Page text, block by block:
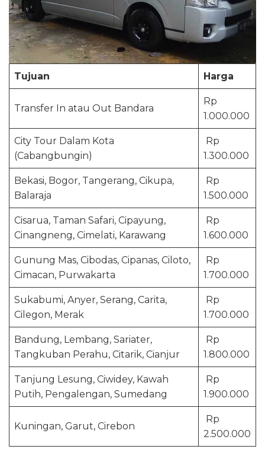
Tujuan Harga
Transfer In atau Out Bandara
Rp
1.000.000
City Tour Dalam Kota
(Cabangbungin)
Rp
1.300.000
Bekasi, Bogor, Tangerang, Cikupa,
Balaraja
Rp
1.500.000
Cisarua, Taman Safari, Cipayung,
Cinangneng, Cimelati, Karawang
Rp
1.600.000
Gunung Mas, Cibodas, Cipanas, Ciloto,
Cimacan, Purwakarta
Rp
1.700.000
Sukabumi, Anyer, Serang, Carita,
Cilegon, Merak
Rp
1.700.000
Bandung, Lembang, Sariater,
Tangkuban Perahu, Citarik, Cianjur
Rp
1.800.000
Tanjung Lesung, Ciwidey, Kawah
Putih, Pengalengan, Sumedang
Rp
1.900.000
Kuningan, Garut, Cirebon
Rp
2.500.000